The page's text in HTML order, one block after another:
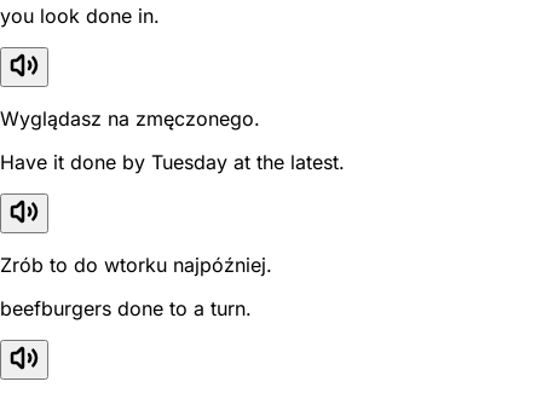
you look done in.
Wyglądasz na zmęczonego.
Have it done by Tuesday at the latest.
Zrób to do wtorku najpóźniej.
beefburgers done to a turn.